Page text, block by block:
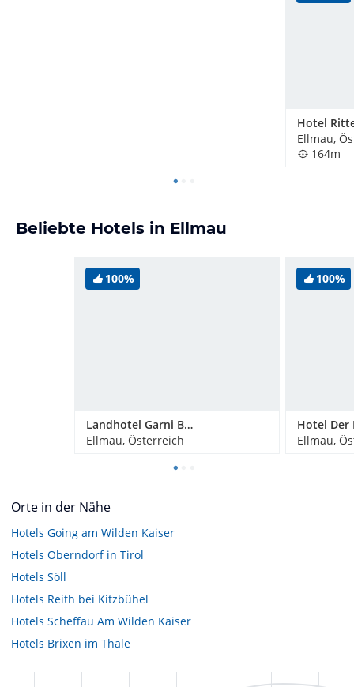
Ellmau,
164m
Beliebte Hotels in Ellmau
100%
Landhotel Garni Bavaria
Ellmau, Österreich
100%
Hotel Der
Ellmau,
Orte in der Nähe
Hotels Going am Wilden Kaiser
Hotels Oberndorf in Tirol
Hotels Söll
Hotels Reith bei Kitzbühel
Hotels Scheffau Am Wilden Kaiser
Hotels Brixen im Thale